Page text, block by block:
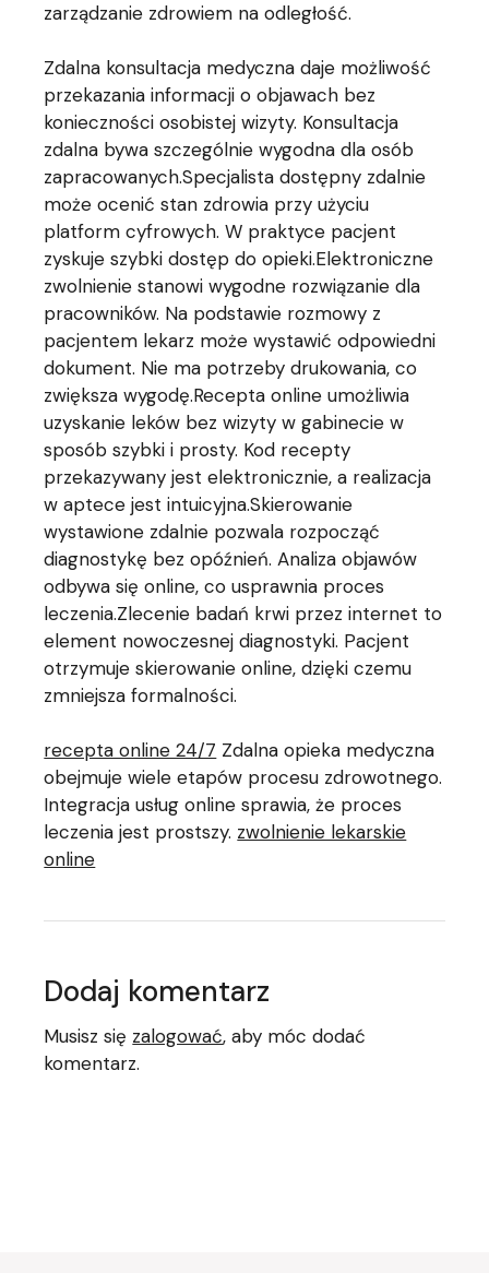
zarządzanie zdrowiem na odległość.
Zdalna konsultacja medyczna daje możliwość
przekazania informacji o objawach bez
konieczności osobistej wizyty. Konsultacja
zdalna bywa szczególnie wygodna dla osób
zapracowanych.Specjalista dostępny zdalnie
może ocenić stan zdrowia przy użyciu
platform cyfrowych. W praktyce pacjent
zyskuje szybki dostęp do opieki.Elektroniczne
zwolnienie stanowi wygodne rozwiązanie dla
pracowników. Na podstawie rozmowy z
pacjentem lekarz może wystawić odpowiedni
dokument. Nie ma potrzeby drukowania, co
zwiększa wygodę.Recepta online umożliwia
uzyskanie leków bez wizyty w gabinecie w
sposób szybki i prosty. Kod recepty
przekazywany jest elektronicznie, a realizacja
w aptece jest intuicyjna.Skierowanie
wystawione zdalnie pozwala rozpocząć
diagnostykę bez opóźnień. Analiza objawów
odbywa się online, co usprawnia proces
leczenia.Zlecenie badań krwi przez internet to
element nowoczesnej diagnostyki. Pacjent
otrzymuje skierowanie online, dzięki czemu
zmniejsza formalności.
recepta online 24/7 Zdalna opieka medyczna
obejmuje wiele etapów procesu zdrowotnego.
Integracja usług online sprawia, że proces
leczenia jest prostszy. zwolnienie lekarskie
online
Dodaj komentarz
Musisz się zalogować, aby móc dodać
komentarz.